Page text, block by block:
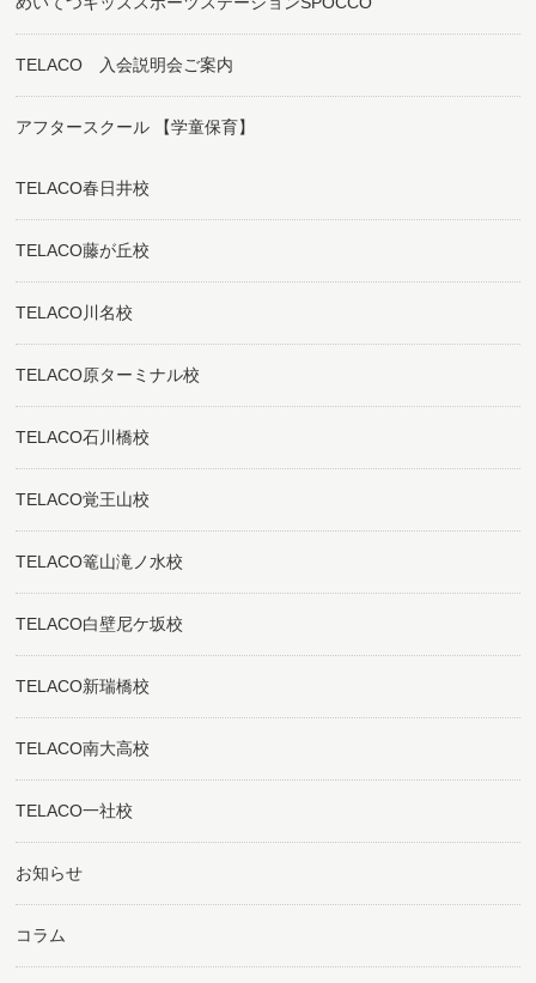
TELACO 入会説明会ご案内
アフタースクール 【学童保育】
TELACO春日井校
TELACO藤が丘校
TELACO川名校
TELACO原ターミナル校
TELACO石川橋校
TELACO覚王山校
TELACO篭山滝ノ水校
TELACO白壁尼ケ坂校
TELACO新瑞橋校
TELACO南大高校
TELACO一社校
お知らせ
コラム